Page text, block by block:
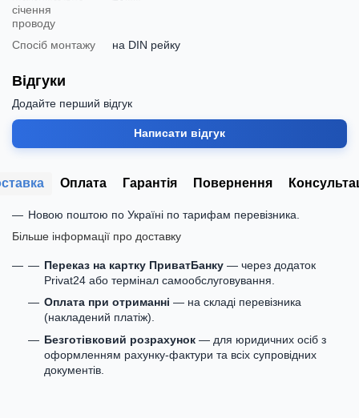
січення
проводу
Спосіб монтажу на DIN рейку
Відгуки
Додайте перший відгук
Написати відгук
Оплата Гарантія Повернення
Новою поштою по Україні по тарифам перевізника.
Більше інформації про доставку
Переказ на картку ПриватБанку — через додаток
Privat24 або термінал самообслуговування.
Оплата при отриманні — на складі перевізника
(накладений платіж).
Безготівковий розрахунок — для юридичних осіб з
оформленням рахунку-фактури та всіх супровідних
документів.